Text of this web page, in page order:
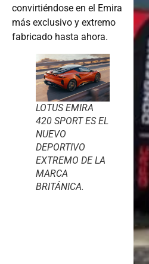
convirtiéndose en el Emira
más exclusivo y extremo
fabricado hasta ahora.
LOTUS EMIRA
420 SPORT ES EL
NUEVO
DEPORTIVO
EXTREMO DE LA
MARCA
BRITÁNICA.